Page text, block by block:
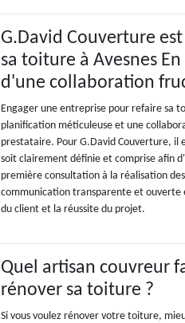
G.David Couverture
sa toiture à Avesnes
d'une collaboration
Engager une entreprise pour refaire sa
planification méticuleuse et une
prestataire. Pour G.David Couverture, il
soit clairement définie et comprise afin
première consultation à la réalisation
communication transparente et ouverte
du client et la réussite du projet.
Quel artisan couvreur
rénover sa toiture ?
Si vous voulez rénover votre toiture,